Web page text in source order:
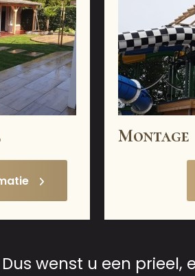
Montage
wenst u een prieel,